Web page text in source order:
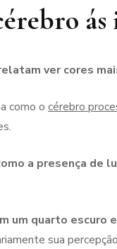
ver cores
como o cérebro
a presença de
um quarto escuro
sua